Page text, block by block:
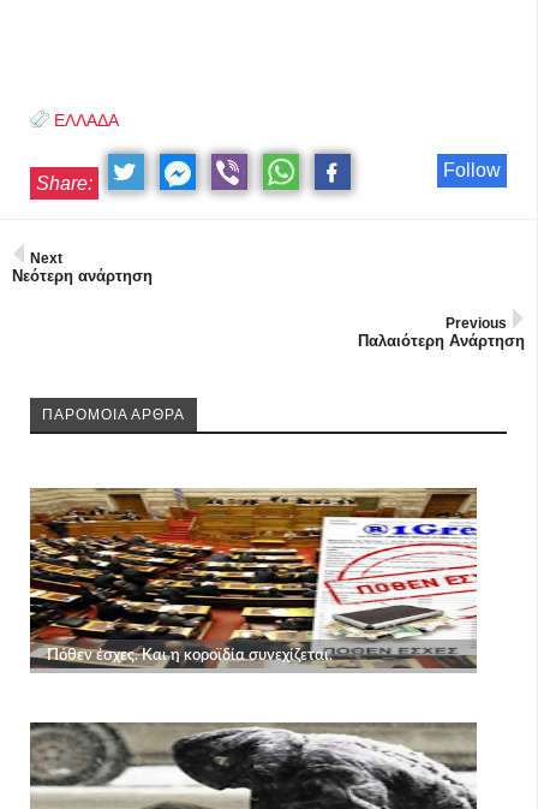
ΕΛΛΑΔΑ
Follow
Share:
Next
Νεότερη ανάρτηση
Previous
Παλαιότερη Ανάρτηση
ΠΑΡΟΜΟΙΑ ΑΡΘΡΑ